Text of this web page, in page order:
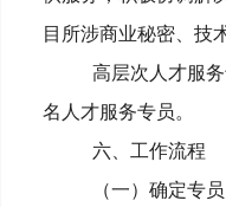
目所涉商业秘密、技
高层次人才服
名人才服务专员。
六、工作流程
（一）确定专